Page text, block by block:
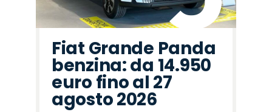
Fiat Grande Panda
benzina: da 14.950
euro fino al 27
agosto 2026